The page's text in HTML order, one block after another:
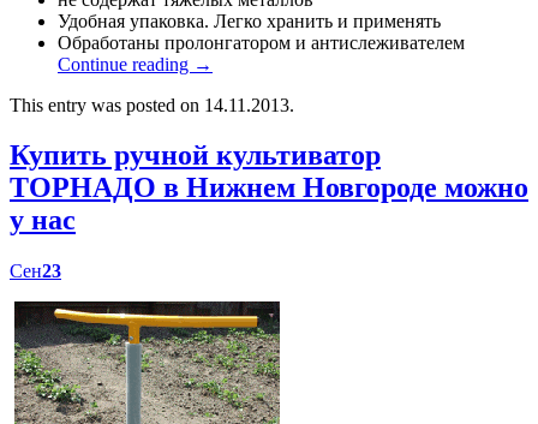
Удобная упаковка. Легко хранить и применять
Обработаны пролонгатором и антислеживателем
Continue reading →
This entry was posted on 14.11.2013.
Купить ручной культиватор
ТОРНАДО в Нижнем Новгороде можно
у нас
Сен23